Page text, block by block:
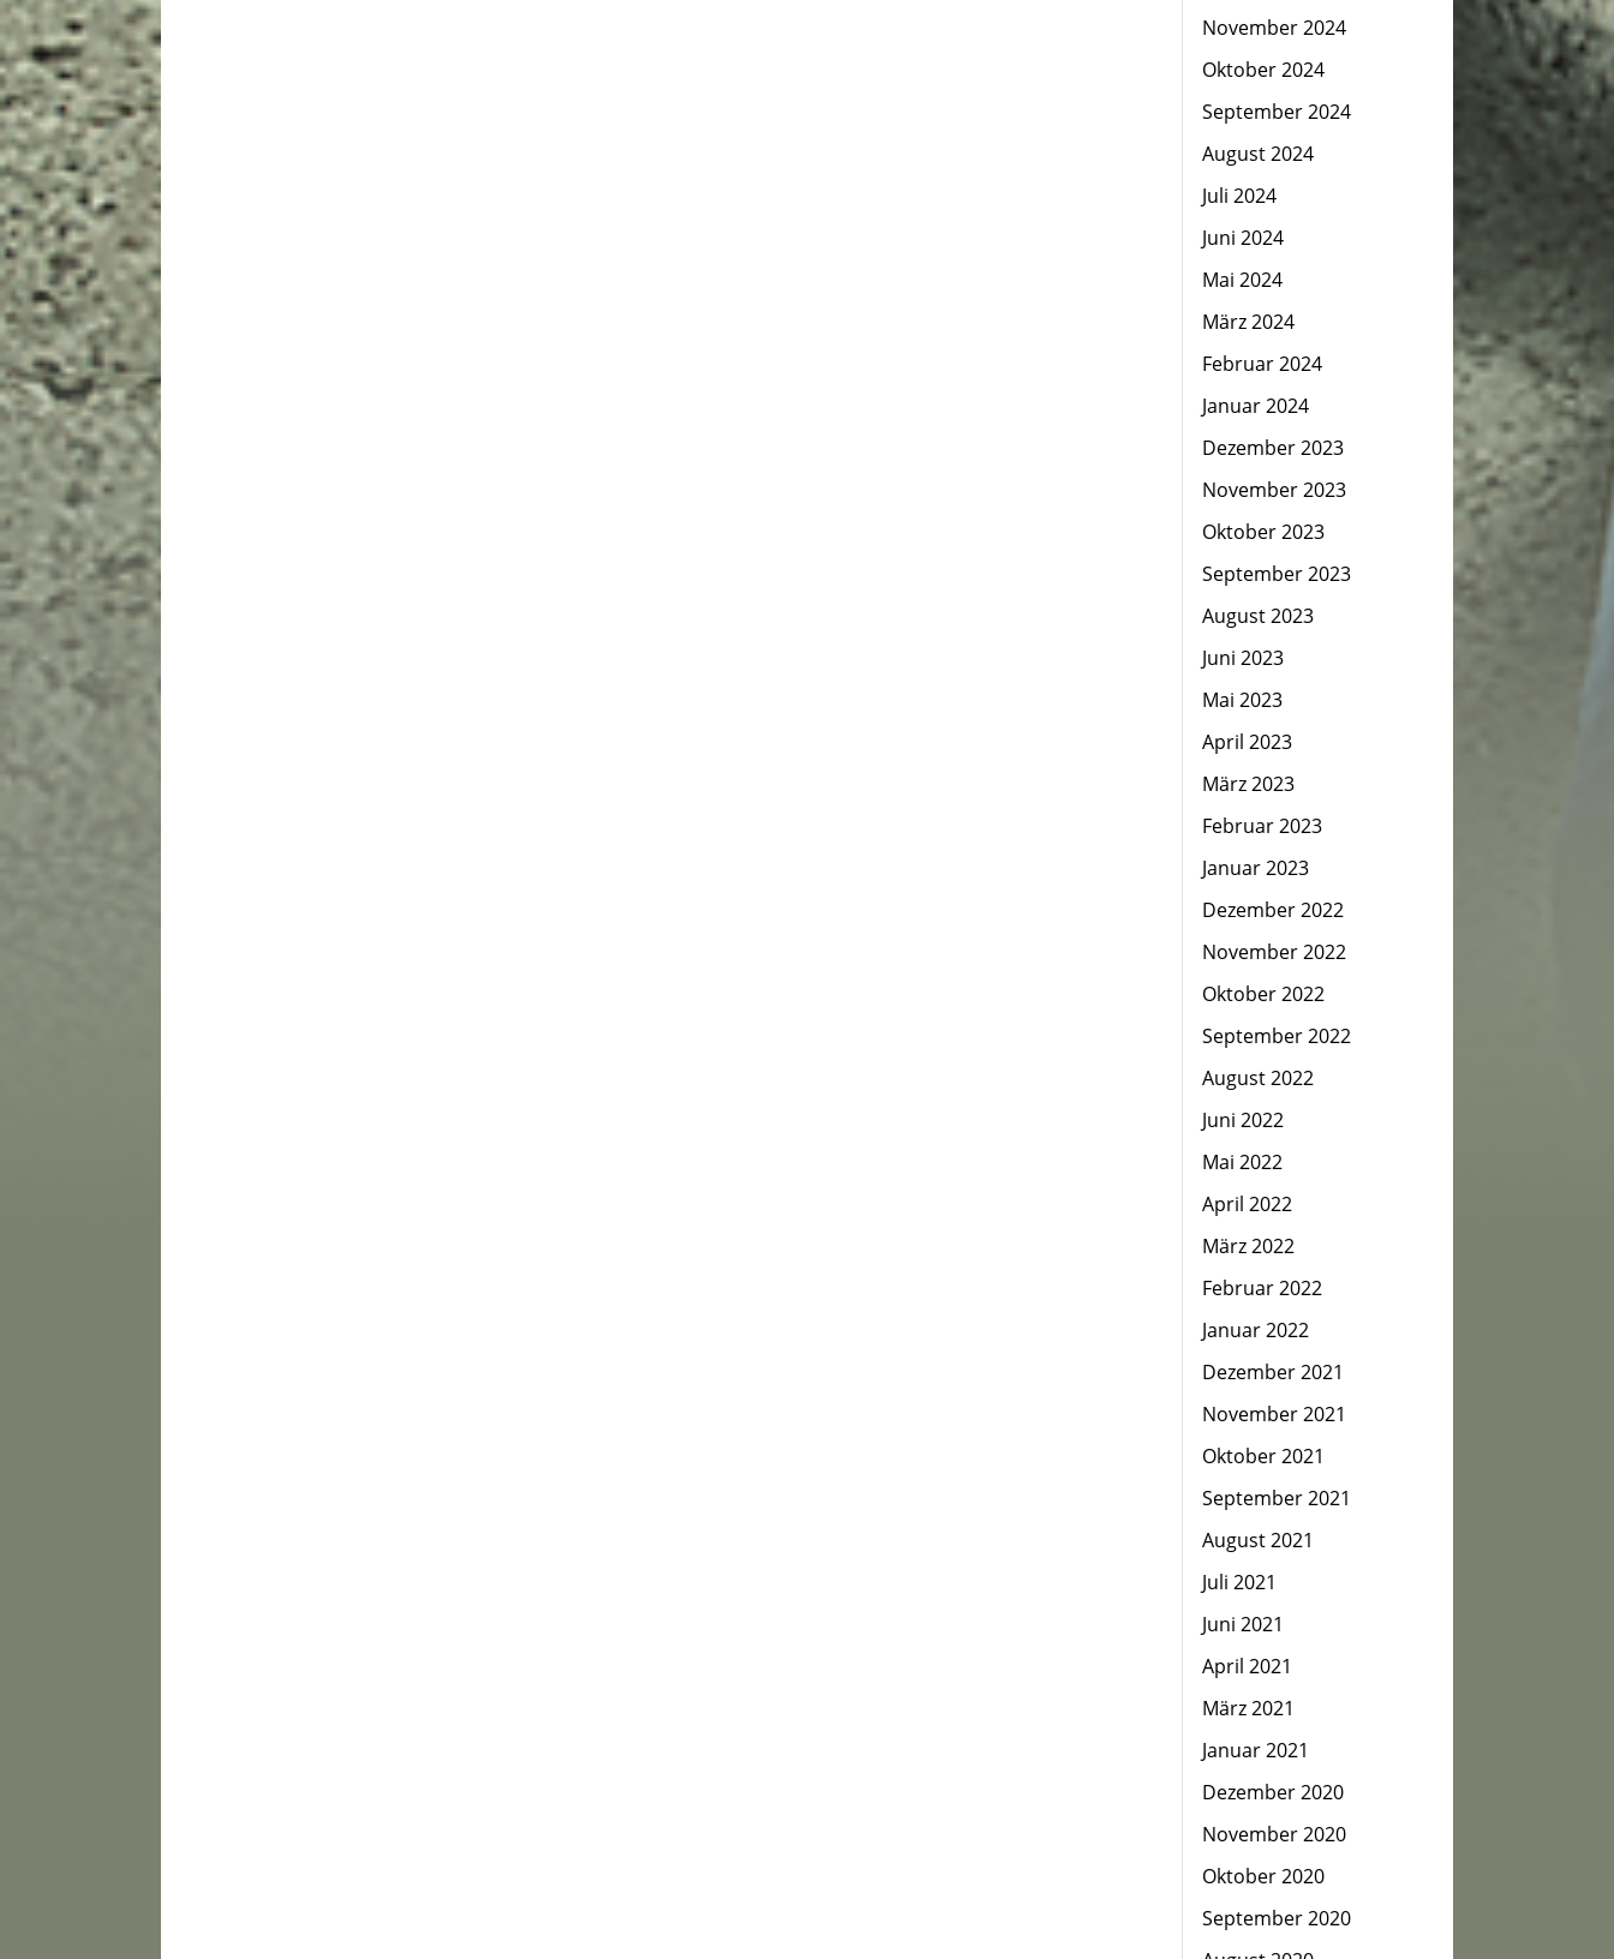
November 2024
Oktober 2024
September 2024
August 2024
Juli 2024
Juni 2024
Mai 2024
März 2024
Februar 2024
Januar 2024
Dezember 2023
November 2023
Oktober 2023
September 2023
August 2023
Juni 2023
Mai 2023
April 2023
März 2023
Februar 2023
Januar 2023
Dezember 2022
November 2022
Oktober 2022
September 2022
August 2022
Juni 2022
Mai 2022
April 2022
März 2022
Februar 2022
Januar 2022
Dezember 2021
November 2021
Oktober 2021
September 2021
August 2021
Juli 2021
Juni 2021
April 2021
März 2021
Januar 2021
Dezember 2020
November 2020
Oktober 2020
September 2020